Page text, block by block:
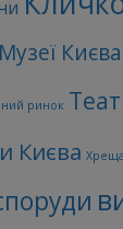
Музеї Києва
ринок
Києва